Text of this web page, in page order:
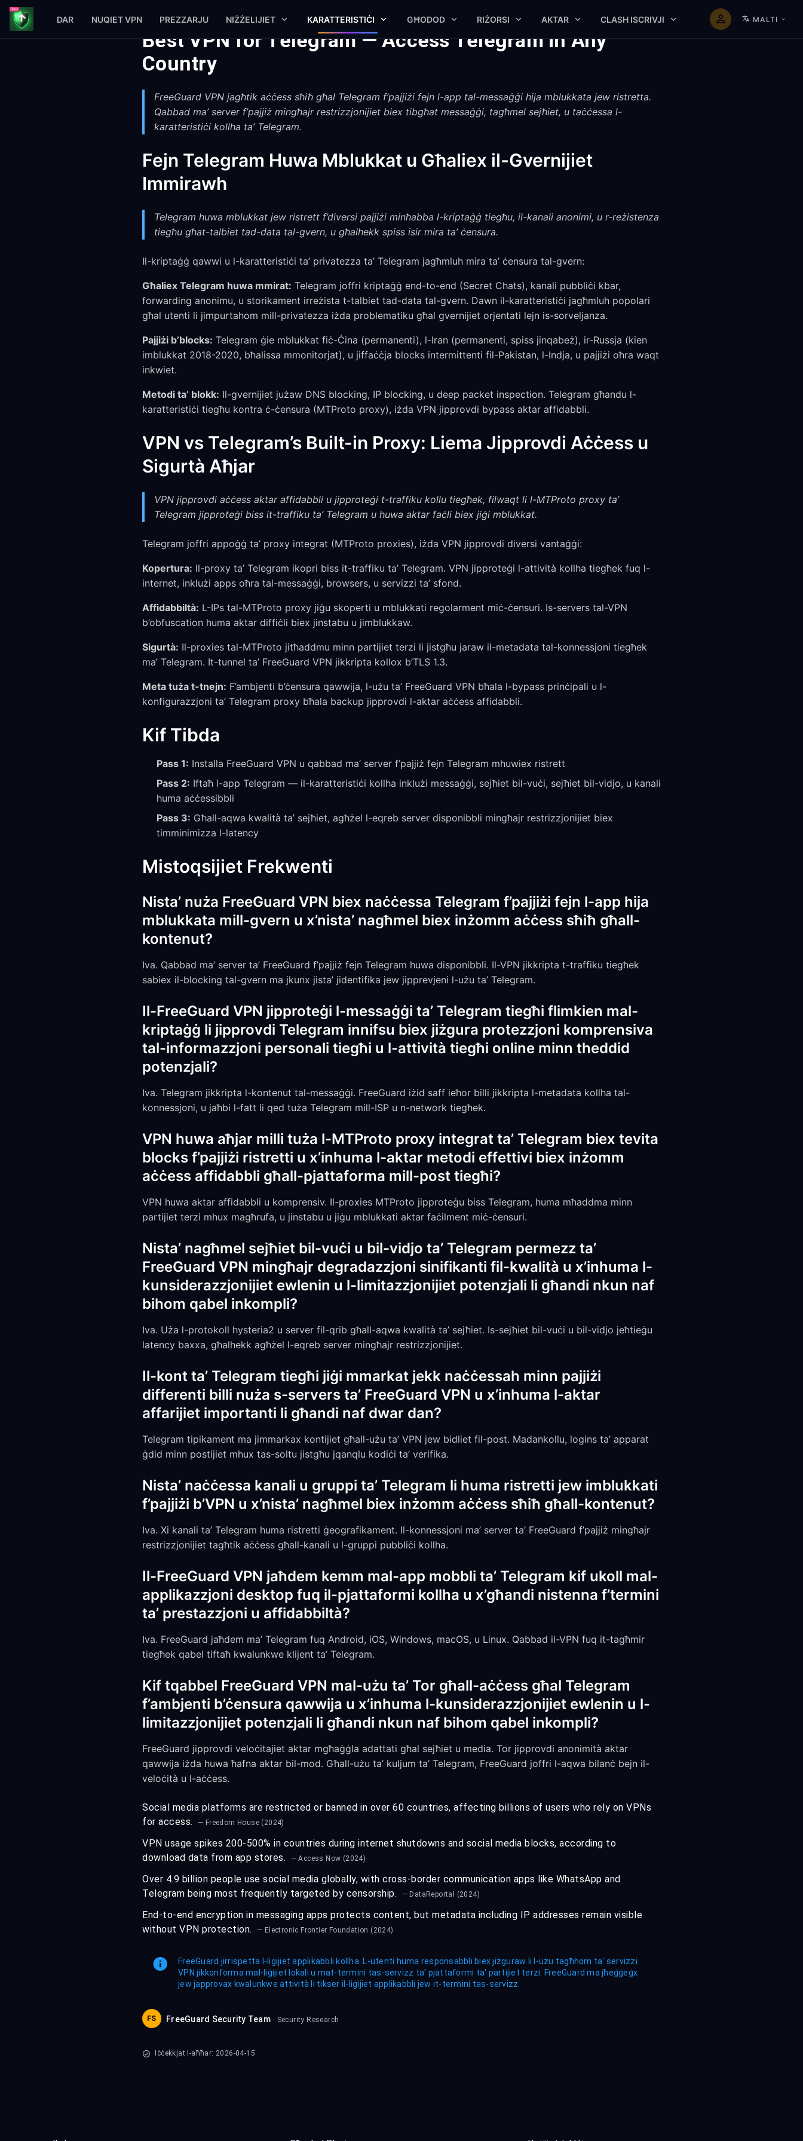
DAR NUQIET VPN PREZZARJU NIŻŻELIJIET KARATTERISTIĊI GĦODOD RIŻORSI AKTAR CLASH ISCRIVJI MALTI
Best VPN for Telegram — Access Telegram in Any
Country
FreeGuard VPN jagħtik aċċess sħiħ għal Telegram f’pajjiżi fejn l-app tal-messaġġi hija mblukkata jew ristretta.
Qabbad ma’ server f’pajjiż mingħajr restrizzjonijiet biex tibgħat messaġġi, tagħmel sejħiet, u taċċessa l-
karatteristiċi kollha ta’ Telegram.
Fejn Telegram Huwa Mblukkat u Għaliex il-Gvernijiet
Immirawh
Telegram huwa mblukkat jew ristrett f’diversi pajjiżi minħabba l-kriptaġġ tiegħu, il-kanali anonimi, u r-reżistenza
tiegħu għat-talbiet tad-data tal-gvern, u għalhekk spiss isir mira ta’ ċensura.
Il-kriptaġġ qawwi u l-karatteristiċi ta’ privatezza ta’ Telegram jagħmluh mira ta’ ċensura tal-gvern:
Għaliex Telegram huwa mmirat: Telegram joffri kriptaġġ end-to-end (Secret Chats), kanali pubbliċi kbar,
forwarding anonimu, u storikament irreżista t-talbiet tad-data tal-gvern. Dawn il-karatteristiċi jagħmluh popolari
għal utenti li jimpurtahom mill-privatezza iżda problematiku għal gvernijiet orjentati lejn is-sorveljanza.
Pajjiżi b’blocks: Telegram ġie mblukkat fiċ-Ċina (permanenti), l-Iran (permanenti, spiss jinqabeż), ir-Russja (kien
imblukkat 2018-2020, bħalissa mmonitorjat), u jiffaċċja blocks intermittenti fil-Pakistan, l-Indja, u pajjiżi oħra waqt
inkwiet.
Metodi ta’ blokk: Il-gvernijiet jużaw DNS blocking, IP blocking, u deep packet inspection. Telegram għandu l-
karatteristiċi tiegħu kontra ċ-ċensura (MTProto proxy), iżda VPN jipprovdi bypass aktar affidabbli.
VPN vs Telegram’s Built-in Proxy: Liema Jipprovdi Aċċess u
Sigurtà Aħjar
VPN jipprovdi aċċess aktar affidabbli u jipproteġi t-traffiku kollu tiegħek, filwaqt li l-MTProto proxy ta’
Telegram jipproteġi biss it-traffiku ta’ Telegram u huwa aktar faċli biex jiġi mblukkat.
Telegram joffri appoġġ ta’ proxy integrat (MTProto proxies), iżda VPN jipprovdi diversi vantaġġi:
Kopertura: Il-proxy ta’ Telegram ikopri biss it-traffiku ta’ Telegram. VPN jipproteġi l-attività kollha tiegħek fuq l-
internet, inklużi apps oħra tal-messaġġi, browsers, u servizzi ta’ sfond.
Affidabbiltà: L-IPs tal-MTProto proxy jiġu skoperti u mblukkati regolarment miċ-ċensuri. Is-servers tal-VPN
b’obfuscation huma aktar diffiċli biex jinstabu u jimblukkaw.
Sigurtà: Il-proxies tal-MTProto jitħaddmu minn partijiet terzi li jistgħu jaraw il-metadata tal-konnessjoni tiegħek
ma’ Telegram. It-tunnel ta’ FreeGuard VPN jikkripta kollox b’TLS 1.3.
Meta tuża t-tnejn: F’ambjenti b’ċensura qawwija, l-użu ta’ FreeGuard VPN bħala l-bypass prinċipali u l-
konfigurazzjoni ta’ Telegram proxy bħala backup jipprovdi l-aktar aċċess affidabbli.
Kif Tibda
Pass 1: Installa FreeGuard VPN u qabbad ma’ server f’pajjiż fejn Telegram mhuwiex ristrett
Pass 2: Iftaħ l-app Telegram — il-karatteristiċi kollha inklużi messaġġi, sejħiet bil-vuċi, sejħiet bil-vidjo, u kanali
huma aċċessibbli
Pass 3: Għall-aqwa kwalità ta’ sejħiet, agħżel l-eqreb server disponibbli mingħajr restrizzjonijiet biex
timminimizza l-latency
Mistoqsijiet Frekwenti
Nista’ nuża FreeGuard VPN biex naċċessa Telegram f’pajjiżi fejn l-app hija
mblukkata mill-gvern u x’nista’ nagħmel biex inżomm aċċess sħiħ għall-
kontenut?
Iva. Qabbad ma’ server ta’ FreeGuard f’pajjiż fejn Telegram huwa disponibbli. Il-VPN jikkripta t-traffiku tiegħek
sabiex il-blocking tal-gvern ma jkunx jista’ jidentifika jew jipprevjeni l-użu ta’ Telegram.
Il-FreeGuard VPN jipproteġi l-messaġġi ta’ Telegram tiegħi flimkien mal-
kriptaġġ li jipprovdi Telegram innifsu biex jiżgura protezzjoni komprensiva
tal-informazzjoni personali tiegħi u l-attività tiegħi online minn theddid
potenzjali?
Iva. Telegram jikkripta l-kontenut tal-messaġġi. FreeGuard iżid saff ieħor billi jikkripta l-metadata kollha tal-
konnessjoni, u jaħbi l-fatt li qed tuża Telegram mill-ISP u n-network tiegħek.
VPN huwa aħjar milli tuża l-MTProto proxy integrat ta’ Telegram biex tevita
blocks f’pajjiżi ristretti u x’inhuma l-aktar metodi effettivi biex inżomm
aċċess affidabbli għall-pjattaforma mill-post tiegħi?
VPN huwa aktar affidabbli u komprensiv. Il-proxies MTProto jipproteġu biss Telegram, huma mħaddma minn
partijiet terzi mhux magħrufa, u jinstabu u jiġu mblukkati aktar faċilment miċ-ċensuri.
Nista’ nagħmel sejħiet bil-vuċi u bil-vidjo ta’ Telegram permezz ta’
FreeGuard VPN mingħajr degradazzjoni sinifikanti fil-kwalità u x’inhuma l-
kunsiderazzjonijiet ewlenin u l-limitazzjonijiet potenzjali li għandi nkun naf
bihom qabel inkompli?
Iva. Uża l-protokoll hysteria2 u server fil-qrib għall-aqwa kwalità ta’ sejħiet. Is-sejħiet bil-vuċi u bil-vidjo jeħtieġu
latency baxxa, għalhekk agħżel l-eqreb server mingħajr restrizzjonijiet.
Il-kont ta’ Telegram tiegħi jiġi mmarkat jekk naċċessah minn pajjiżi
differenti billi nuża s-servers ta’ FreeGuard VPN u x’inhuma l-aktar
affarijiet importanti li għandi naf dwar dan?
Telegram tipikament ma jimmarkax kontijiet għall-użu ta’ VPN jew bidliet fil-post. Madankollu, logins ta’ apparat
ġdid minn postijiet mhux tas-soltu jistgħu jqanqlu kodiċi ta’ verifika.
Nista’ naċċessa kanali u gruppi ta’ Telegram li huma ristretti jew imblukkati
f’pajjiżi b’VPN u x’nista’ nagħmel biex inżomm aċċess sħiħ għall-kontenut?
Iva. Xi kanali ta’ Telegram huma ristretti ġeografikament. Il-konnessjoni ma’ server ta’ FreeGuard f’pajjiż mingħajr
restrizzjonijiet tagħtik aċċess għall-kanali u l-gruppi pubbliċi kollha.
Il-FreeGuard VPN jaħdem kemm mal-app mobbli ta’ Telegram kif ukoll mal-
applikazzjoni desktop fuq il-pjattaformi kollha u x’għandi nistenna f’termini
ta’ prestazzjoni u affidabbiltà?
Iva. FreeGuard jaħdem ma’ Telegram fuq Android, iOS, Windows, macOS, u Linux. Qabbad il-VPN fuq it-tagħmir
tiegħek qabel tiftaħ kwalunkwe klijent ta’ Telegram.
Kif tqabbel FreeGuard VPN mal-użu ta’ Tor għall-aċċess għal Telegram
f’ambjenti b’ċensura qawwija u x’inhuma l-kunsiderazzjonijiet ewlenin u l-
limitazzjonijiet potenzjali li għandi nkun naf bihom qabel inkompli?
FreeGuard jipprovdi veloċitajiet aktar mgħaġġla adattati għal sejħiet u media. Tor jipprovdi anonimità aktar
qawwija iżda huwa ħafna aktar bil-mod. Għall-użu ta’ kuljum ta’ Telegram, FreeGuard joffri l-aqwa bilanċ bejn il-
veloċità u l-aċċess.
Social media platforms are restricted or banned in over 60 countries, affecting billions of users who rely on VPNs
for access.
— Freedom House (2024)
VPN usage spikes 200-500% in countries during internet shutdowns and social media blocks, according to
download data from app stores.
— Access Now (2024)
Over 4.9 billion people use social media globally, with cross-border communication apps like WhatsApp and
Telegram being most frequently targeted by censorship.
— DataReportal (2024)
End-to-end encryption in messaging apps protects content, but metadata including IP addresses remain visible
without VPN protection.
— Electronic Frontier Foundation (2024)
FreeGuard jirrispetta l-liġijiet applikabbli kollha. L-utenti huma responsabbli biex jiżguraw li l-użu tagħhom ta' servizzi
VPN jikkonforma mal-liġijiet lokali u mat-termini tas-servizz ta' pjattaformi ta' partijiet terzi. FreeGuard ma jħeġġeġx
jew japprovax kwalunkwe attività li tikser il-liġijiet applikabbli jew it-termini tas-servizz.
FS FreeGuard Security Team · Security Research
Iċċekkjat l-aħħar: 2026-04-15